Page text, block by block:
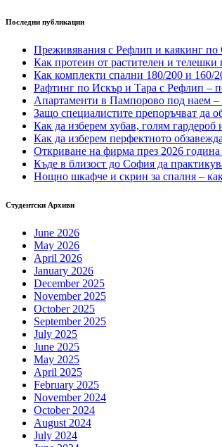
Последни публикации
Преживявания с Рефлип и каякинг по
Как протеин от растителен и телешки
Как комплекти спални 180/200 и 160/
Рафтинг по Искър и Тара с Рефлип –
Апартаменти в Пампорово под наем –
Защо специалистите препоръчват да
Как да изберем хубав, голям гардероб
Как да изберем перфектното
Откриване на фирма през 2026
Къде в близост до София да
Нощно шкафче и скрин за спалня – как
Студентски Архиви
June 2026
May 2026
April 2026
January 2026
December 2025
November 2025
October 2025
September 2025
July 2025
June 2025
May 2025
April 2025
February 2025
November 2024
October 2024
August 2024
July 2024